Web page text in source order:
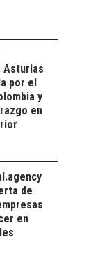
Asturias
por el
y
en
de
en